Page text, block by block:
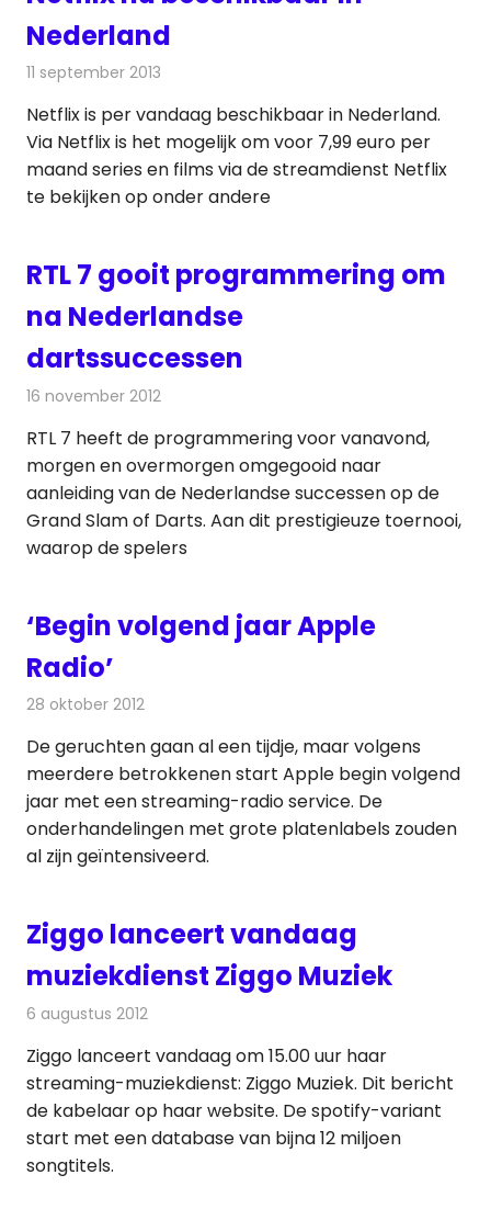
Nederland
11 september 2013
Netflix is per vandaag beschikbaar in Nederland.
Via Netflix is het mogelijk om voor 7,99 euro per
maand series en films via de streamdienst Netflix
te bekijken op onder andere
RTL 7 gooit programmering om
na Nederlandse
dartssuccessen
16 november 2012
RTL 7 heeft de programmering voor vanavond,
morgen en overmorgen omgegooid naar
aanleiding van de Nederlandse successen op de
Grand Slam of Darts. Aan dit prestigieuze toernooi,
waarop de spelers
‘Begin volgend jaar Apple
Radio’
28 oktober 2012
De geruchten gaan al een tijdje, maar volgens
meerdere betrokkenen start Apple begin volgend
jaar met een streaming-radio service. De
onderhandelingen met grote platenlabels zouden
al zijn geïntensiveerd.
Ziggo lanceert vandaag
muziekdienst Ziggo Muziek
6 augustus 2012
Ziggo lanceert vandaag om 15.00 uur haar
streaming-muziekdienst: Ziggo Muziek. Dit bericht
de kabelaar op haar website. De spotify-variant
start met een database van bijna 12 miljoen
songtitels.